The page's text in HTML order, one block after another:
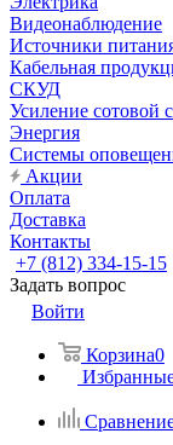
Видеонаблюдение
Источники
Кабельная
СКУД
Усиление сотовой
Энергия
Системы
Акции
Оплата
Доставка
Контакты
+7 (812) 334-15-15
Задать вопрос
Войти
Корзина0